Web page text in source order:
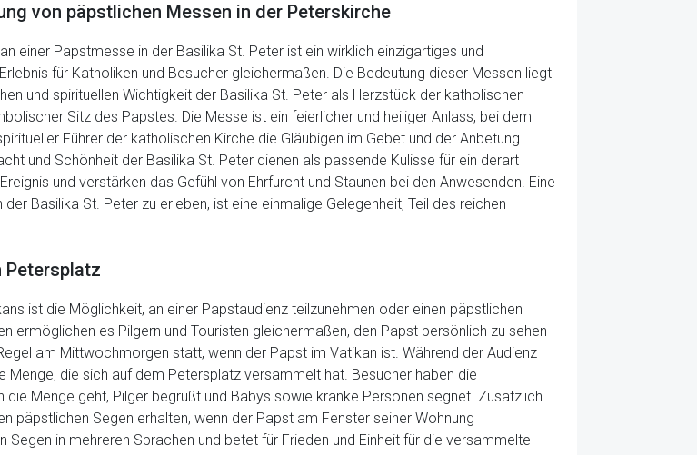
von päpstlichen Messen in der Peterskirche
einer Papstmesse in der Basilika St. Peter ist ein wirklich einzigartiges und
für Katholiken und Besucher gleichermaßen. Die Bedeutung dieser Messen liegt
und spirituellen Wichtigkeit der Basilika St. Peter als Herzstück der katholischen
Sitz des Papstes. Die Messe ist ein feierlicher und heiliger Anlass, bei dem
Führer der katholischen Kirche die Gläubigen im Gebet und der Anbetung
und Schönheit der Basilika St. Peter dienen als passende Kulisse für ein derart
und verstärken das Gefühl von Ehrfurcht und Staunen bei den Anwesenden. Eine
Basilika St. Peter zu erleben, ist eine einmalige Gelegenheit, Teil des reichen
Petersplatz
ist die Möglichkeit, an einer Papstaudienz teilzunehmen oder einen päpstlichen
ermöglichen es Pilgern und Touristen gleichermaßen, den Papst persönlich zu sehen
am Mittwochmorgen statt, wenn der Papst im Vatikan ist. Während der Audienz
die sich auf dem Petersplatz versammelt hat. Besucher haben die
Menge geht, Pilger begrüßt und Babys sowie kranke Personen segnet. Zusätzlich
päpstlichen Segen erhalten, wenn der Papst am Fenster seiner Wohnung
in mehreren Sprachen und betet für Frieden und Einheit für die versammelte